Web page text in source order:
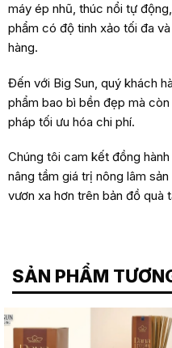
máy ép nhũ, thúc nổi tự
phẩm có độ tinh xảo tối đa
hàng.
Đến với Big Sun, quý khách
phẩm bao bì bền đẹp mà
pháp tối ưu hóa chi phí.
Chúng tôi cam kết đồng
nâng tầm giá trị nông lâm
vươn xa hơn trên bản đồ quà
SẢN PHẨM